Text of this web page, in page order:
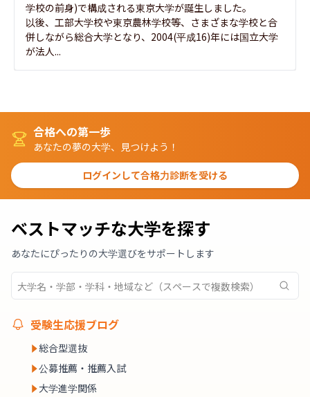
学校の前身)で構成される東京大学が誕生しました。
以後、工部大学校や東京農林学校等、さまざまな学校と合
併しながら総合大学となり、2004(平成16)年には国立大学
が法人...
合格への第一歩
あなたの夢の大学、見つけよう！
ログインして合格力診断を受ける
ベストマッチな大学を探す
あなたにぴったりの大学選びをサポートします
受験生応援ブログ
総合型選抜
公募推薦・推薦入試
大学進学関係